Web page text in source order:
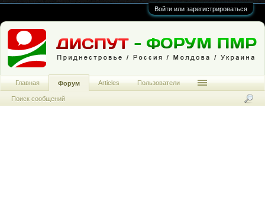
Войти или зарегистрироваться
Главная Форум
Поиск сообщений
Articles Пользователи